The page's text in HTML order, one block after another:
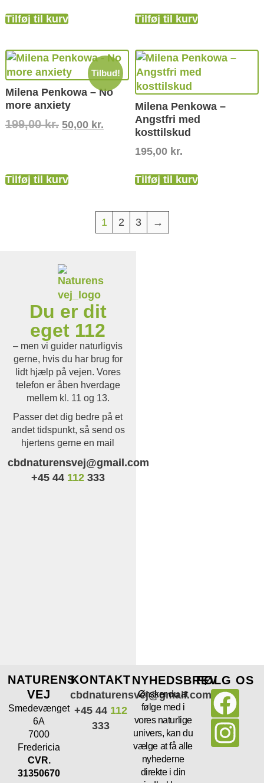
Tilføj til kurv Tilføj til kurv
Tilbud!
Milena Penkowa – No
more anxiety
199,00kr. 50,00 kr.
Tilføj til kurv
Milena Penkowa –
Angstfri med
kosttilskud
195,00 kr.
Tilføj til kurv
1 2 3 →
Du er dit
eget 112
– men vi guider naturligvis
gerne, hvis du har brug for
lidt hjælp på vejen. Vores
telefon er åben hverdage
mellem kl. 11 og 13.
Passer det dig bedre på et
andet tidspunkt, så send os
hjertens gerne en mail
cbdnaturensvej@gmail.com
+45 44 112333
NATURENS
VEJ
Smedevænget
6A
7000
Fredericia
CVR.
31350670
KONTAKT
cbdnaturensvej@gmail.com
+45 44 112
333
NYHEDSBREV
Ønsker du at
følge med i
vores naturlige
univers, kan du
vælge at få alle
nyhederne
direkte i din
FØLG OS